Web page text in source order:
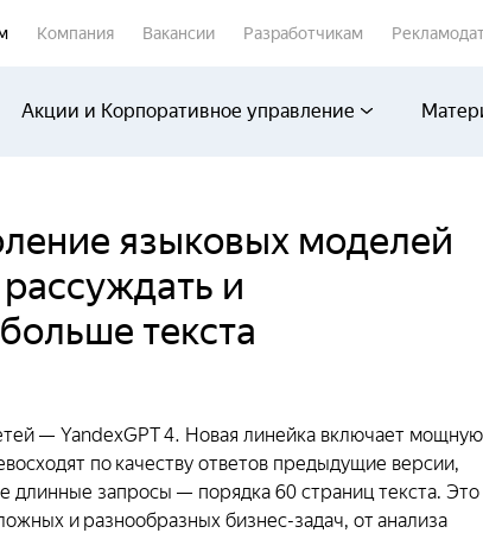
Компания Вакансии Разработчикам
Акции и Корпоративное управление
языковых моделей
и
текста
— YandexGPT 4. Новая линейка включает мощную
по качеству ответов предыдущие версии,
длинные запросы — порядка 60 страниц текста. Это
и разнообразных бизнес-задач, от анализа